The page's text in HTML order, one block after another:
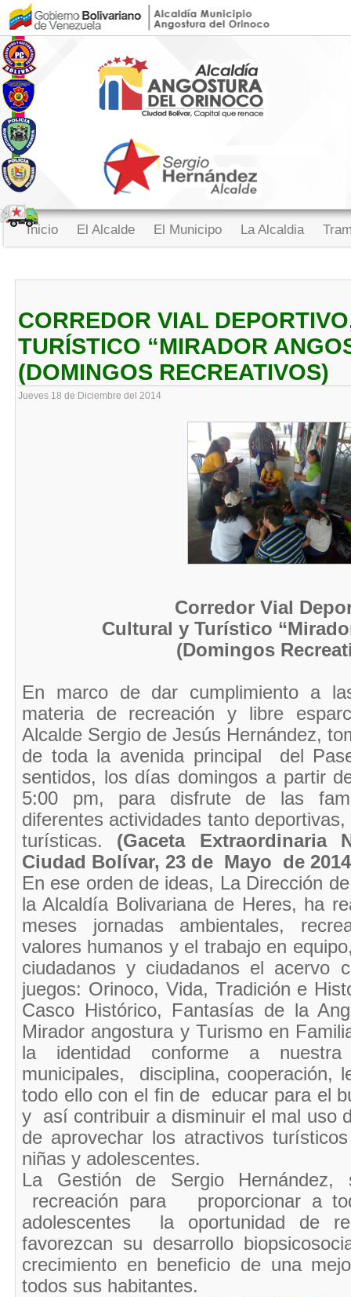
Inicio El Alcalde El Municipo La Alcaldia
CORREDOR VIAL
TURÍSTICO “MIRADOR
(DOMINGOS RECREATIVOS)
Jueves 18 de Diciembre del 2014
Corredor Vial
Cultural y Turístico
(Domingos
En marco de dar cumplimiento a
materia de recreación y libre
Alcalde Sergio de Jesús Hernández,
de toda la avenida principal del
sentidos, los días domingos a partir
5:00 pm, para disfrute de las
diferentes actividades tanto
turísticas. (Gaceta
Ciudad Bolívar, 23 de Mayo de
En ese orden de ideas, La Dirección
la Alcaldía Bolivariana de Heres, ha
meses jornadas ambientales,
valores humanos y el trabajo en
ciudadanos y ciudadanos el acervo
juegos: Orinoco, Vida, Tradición e
Casco Histórico, Fantasías de la
Mirador angostura y Turismo en
la identidad conforme a
municipales, disciplina, cooperación,
todo ello con el fin de educar para el
y así contribuir a disminuir el mal uso
de aprovechar los atractivos
niñas y adolescentes.
La Gestión de Sergio Hernández,
recreación para proporcionar a
adolescentes la oportunidad de
favorezcan su desarrollo
crecimiento en beneficio de una
todos sus habitantes. ​